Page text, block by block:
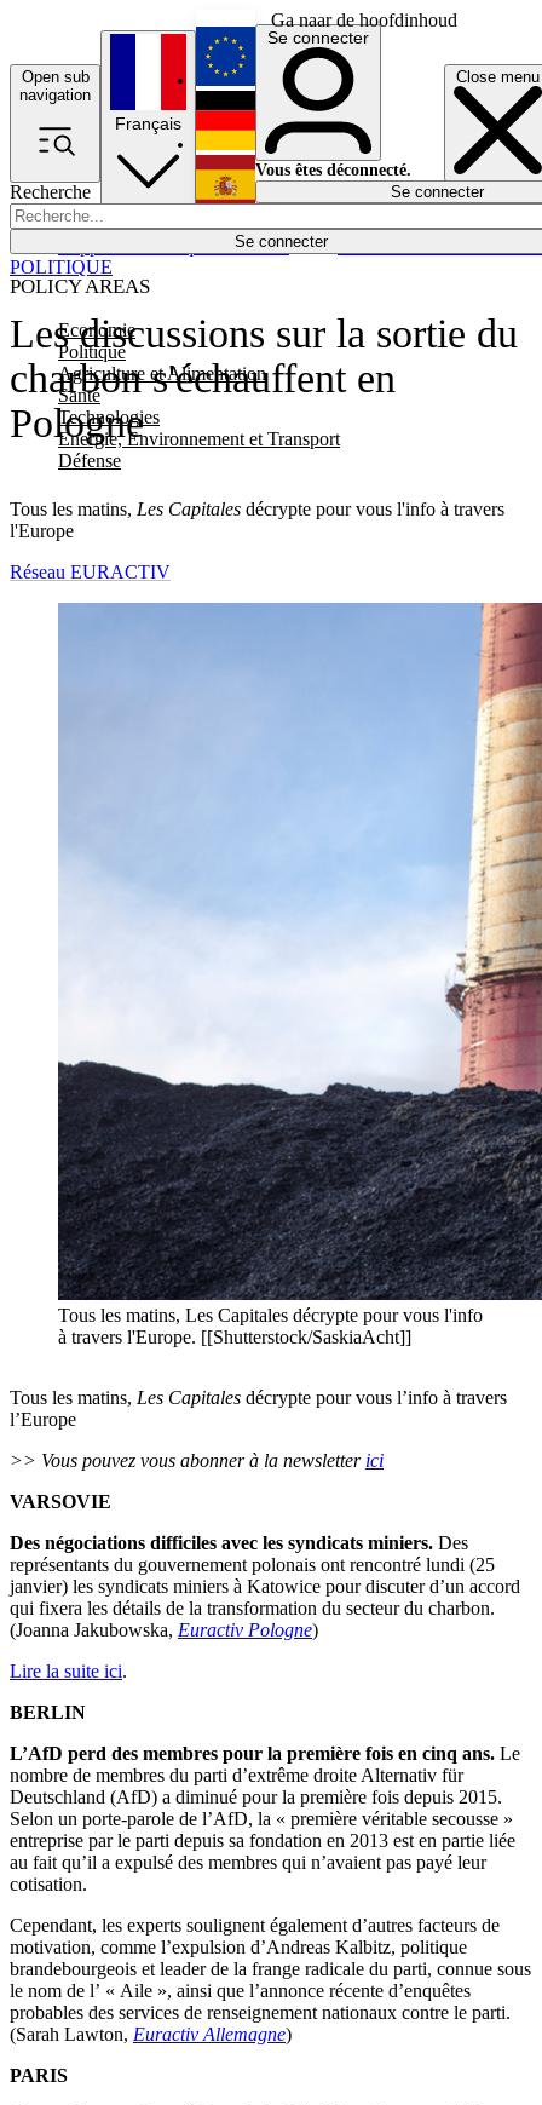
Ga naar de hoofdinhoud
Open sub
navigation
Close menu
Recherche
Se connecter
POLICY AREAS
Economie
Politique
Agriculture et Alimentation
Santé
Technologies
Energie, Environnement et Transport
Défense
Économie
Français
English
Deutsch
Español
Se connecter
Vous êtes déconnecté.
Se connecter
Les discussions sur la sortie du
charbon s'échauffent en
Pologne
Tous les matins, Les Capitales décrypte pour vous l'info à travers
l'Europe
POLITIQUE
Réseau EURACTIV
Tous les matins, Les Capitales décrypte pour vous l'info
à travers l'Europe. [[Shutterstock/SaskiaAcht]]
Tous les matins, Les Capitales décrypte pour vous l’info à travers
l’Europe
>> Vous pouvez vous abonner à la newsletter ici
VARSOVIE
Des négociations difficiles avec les syndicats miniers. Des
représentants du gouvernement polonais ont rencontré lundi (25
janvier) les syndicats miniers à Katowice pour discuter d’un accord
qui fixera les détails de la transformation du secteur du charbon.
(Joanna Jakubowska, Euractiv Pologne)
Lire la suite ici.
BERLIN
L’AfD perd des membres pour la première fois en cinq ans. Le
nombre de membres du parti d’extrême droite Alternativ für
Deutschland (AfD) a diminué pour la première fois depuis 2015.
Selon un porte-parole de l’AfD, la « première véritable secousse »
entreprise par le parti depuis sa fondation en 2013 est en partie liée
au fait qu’il a expulsé des membres qui n’avaient pas payé leur
cotisation.
Cependant, les experts soulignent également d’autres facteurs de
motivation, comme l’expulsion d’Andreas Kalbitz, politique
brandebourgeois et leader de la frange radicale du parti, connue sous
le nom de l’ « Aile », ainsi que l’annonce récente d’enquêtes
probables des services de renseignement nationaux contre le parti.
(Sarah Lawton, Euractiv Allemagne)
PARIS